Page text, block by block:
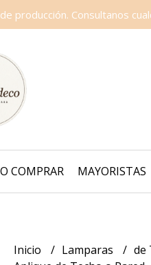
Consultanos
COMPRAR MAYORISTAS
Inicio Lamparas de